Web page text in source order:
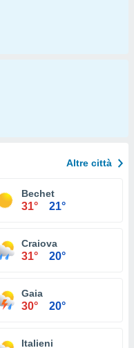
Altre città
Bechet
31° 21°
Craiova
31° 20°
Gaia
30° 20°
Italieni